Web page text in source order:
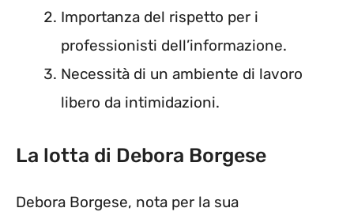
Importanza del rispetto per i
professionisti dell’informazione.
Necessità di un ambiente di lavoro
libero da intimidazioni.
La lotta di Debora Borgese
Debora Borgese, nota per la sua